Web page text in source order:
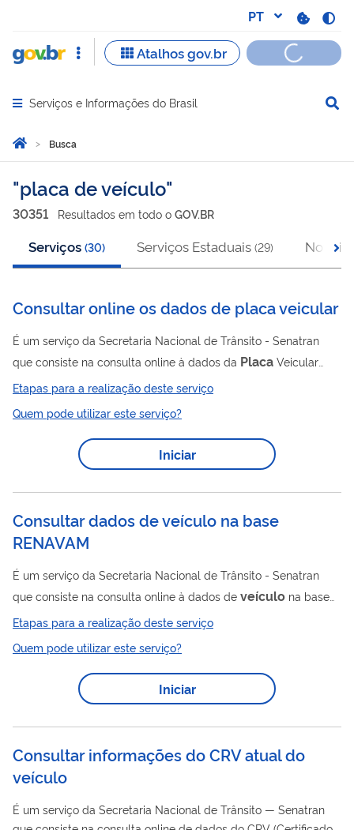
Abrir menu principal de navegação
Serviços e Informações do Brasil
Você está aqui:
Página Inicial
Busca
Busca
placa de veículo
30351 Resultados em todo o GOV.BR
Serviços (30) Serviços Estaduais (29) Notícias
Consultar online os dados de placa veicular
É um serviço da Secretaria Nacional de Trânsito - Senatran
que consiste na consulta online à dados da Placa Veicular
para validação dos dados daplaca, seu fabricante e
estampador. A partir do QR Code localizado na
Estampador; Marca/ Modelo; Ano Fabricação; Dados Atuais do
; Número de Série do QR Code.
Etapas para a realização deste serviço
Quem pode utilizar este serviço?
Iniciar
Consultar dados de veículo na base
RENAVAM
É um serviço da Secretaria Nacional de Trânsito - Senatran
que consiste na consulta online à dados de veículo na base
RENAVAM (Registro Nacional de Veículos Automotores), que é
um sistema que tem como principal finalidade armazenar os
dados dos veículos que circulam no país. O RENAVAM
armazena todo o histórico doveículo. Cada usuário tem
acesso a 5 consultas de veículos.
Etapas para a realização deste serviço
Quem pode utilizar este serviço?
Iniciar
Consultar informações do CRV atual do
veículo
É um serviço da Secretaria Nacional de Trânsito — Senatran